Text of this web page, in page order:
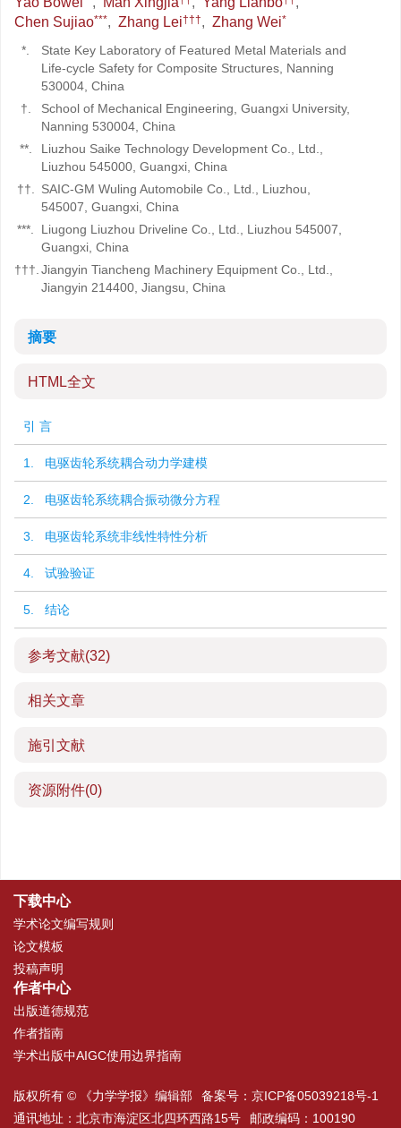
Chen Sujiao***, Zhang Lei†††, Zhang Wei*
*.
State Key Laboratory of Featured Metal Materials and
Life-cycle Safety for Composite Structures, Nanning
530004, China
†.
School of Mechanical Engineering, Guangxi University,
Nanning 530004, China
**.
Liuzhou Saike Technology Development Co., Ltd.,
Liuzhou 545000, Guangxi, China
††.
SAIC-GM Wuling Automobile Co., Ltd., Liuzhou,
545007, Guangxi, China
***.
Liugong Liuzhou Driveline Co., Ltd., Liuzhou 545007,
Guangxi, China
†††. Jiangyin Tiancheng Machinery Equipment Co., Ltd.,
Jiangyin 214400, Jiangsu, China
摘要
HTML全文
引 言
1. 电驱齿轮系统耦合动力学建模
2. 电驱齿轮系统耦合振动微分方程
3. 电驱齿轮系统非线性特性分析
4. 试验验证
5. 结论
参考文献(32)
相关文章
施引文献
资源附件(0)
下载中心
学术论文编写规则
论文模板
投稿声明
作者中心
出版道德规范
作者指南
学术出版中AIGC使用边界指南
版权所有 © 《力学学报》编辑部 备案号： 京ICP备05039218号-1
通讯地址：北京市海淀区北四环西路15号
邮政编码：100190